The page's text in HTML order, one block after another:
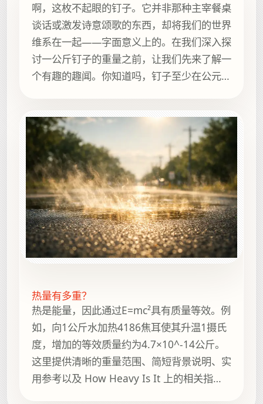
啊，这枚不起眼的钉子。它并非那种主宰餐桌
谈话或激发诗意颂歌的东西，却将我们的世界
维系在一起——字面意义上的。在我们深入探
讨一公斤钉子的重量之前，让我们先来了解一
个有趣的趣闻。你知道吗，钉子至少在公元前
铜钉的人之一，从那时起，人类就迷上了用钉
子固定东西，无论是字面...
热量有多重？
热是能量，因此通过E=mc²具有质量等效。例
如，向1公斤水加热4186焦耳使其升温1摄氏
度，增加的等效质量约为4.7×10^-14公斤。
这里提供清晰的重量范围、简短背景说明、实
用参考以及 How Heavy Is It 上的相关指